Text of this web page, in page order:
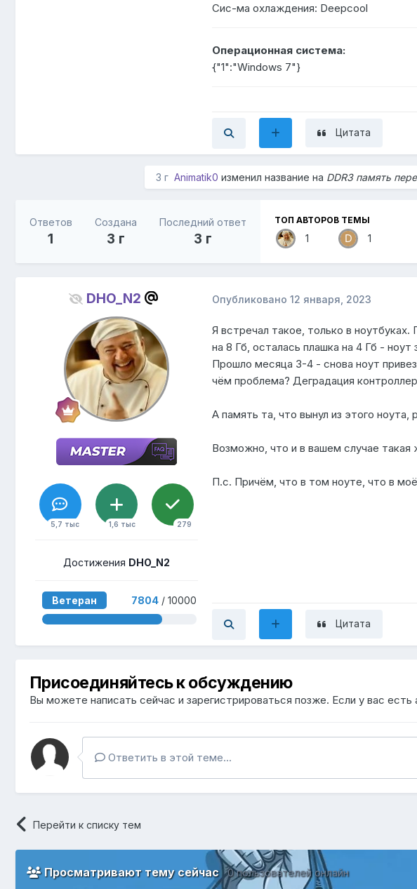
Сис-ма охлаждения: Deepcool
Операционная система:
{"1":"Windows 7"}
Цитата
3 г Animatik0 изменил название на DDR3 память
Ответов
1
Создана
3 г
Последний ответ
3 г
ТОП АВТОРОВ ТЕМЫ
1 1
DHO_N2
5,7 тыс 1,6 тыс 279
Достижения DHO_N2
Ветеран 7804/ 10000
Опубликовано 12 января, 2023
Я встречал такое, только в
на 8 Гб, осталась плашка на 4 Гб -
Прошло месяца 3-4 - снова ноут
чём проблема? Деградация
А память та, что вынул из этого
Возможно, что и в вашем случае такая
П.с. Причём, что в том ноуте, что в
Цитата
Присоединяйтесь к обсуждению
Вы можете написать сейчас и зарегистрироваться позже. Если у вас есть
Ответить в этой теме...
Перейти к списку тем
Просматривают тему сейчас0 пользователей онлайн